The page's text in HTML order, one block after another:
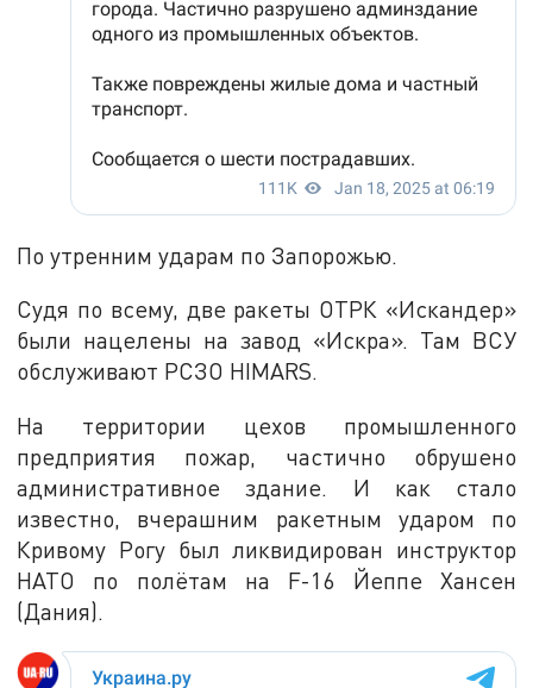
По утренним ударам по Запорожью.
Судя по всему, две ракеты ОТРК «Искандер»
были нацелены на завод «Искра». Там ВСУ
обслуживают РСЗО HIMARS.
На территории цехов промышленного
предприятия пожар, частично обрушено
административное здание. И как стало
известно, вчерашним ракетным ударом по
Кривому Рогу был ликвидирован инструктор
НАТО по полётам на F-16 Йеппе Хансен
(Дания).